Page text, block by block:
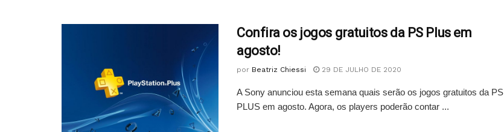
Confira os jogos gratuitos da PS Plus em
agosto!
por Beatriz Chiessi 29 DE JULHO DE 2020
A Sony anunciou esta semana quais serão os jogos gratuitos da PS
PLUS em agosto. Agora, os players poderão contar ...